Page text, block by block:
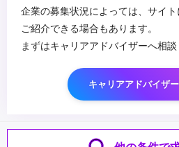
企業の募集状況によっては、サイ
ご紹介できる場合もあります。
まずはキャリアアドバイザーへ相談
キャリアアドバイザ